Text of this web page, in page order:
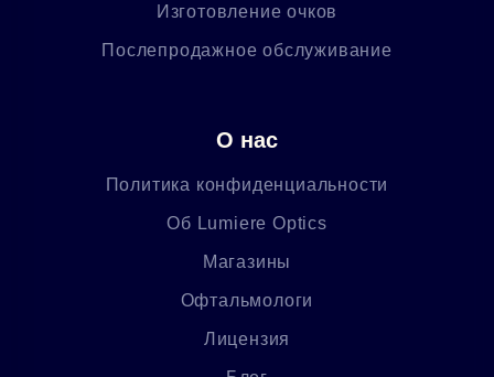
Изготовление очков
Послепродажное обслуживание
О нас
Политика конфиденциальности
Об Lumiere Optics
Магазины
Офтальмологи
Лицензия